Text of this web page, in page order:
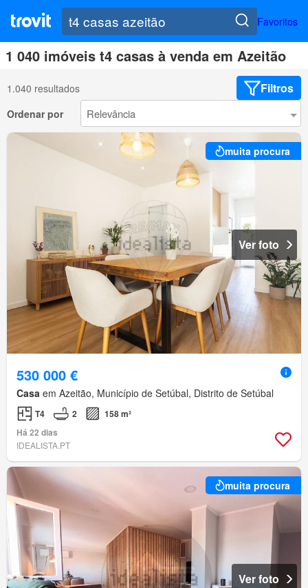
Favoritos
1 040 imóveis t4 casas à venda em Azeitão
1.040 resultados Filtros
Ordenar por
muita procura
Ver foto
530 000 €
Casa em Azeitão, Município de Setúbal, Distrito de Setúbal
T4 2
158 m²
Há 22 dias
IDEALISTA.PT
muita procura
Ver foto